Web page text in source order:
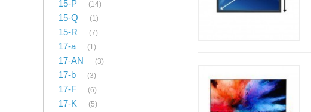
15-P (14)
15-Q (1)
15-R (7)
17-a (1)
17-AN (3)
17-b (3)
17-F (6)
17-K (5)